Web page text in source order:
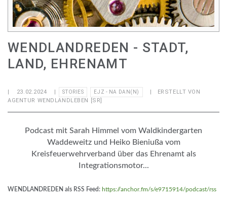
WENDLANDREDEN - STADT,
LAND, EHRENAMT
| 23.02.2024 | STORIES EJZ - NA DAN(N)
| ERSTELLT VON
AGENTUR WENDLANDLEBEN [SR]
Podcast mit Sarah Himmel vom Waldkindergarten
Waddeweitz und Heiko Bieniußa vom
Kreisfeuerwehrverband über das Ehrenamt als
Integrationsmotor...
WENDLANDREDEN als RSS Feed: https://anchor.fm/s/e9715914/podcast/rss